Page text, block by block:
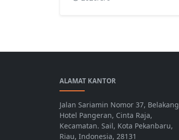
ALAMAT KANTOR
Jalan Sariamin Nomor 37, Belakang
Hotel Pangeran, Cinta Raja,
Kecamatan. Sail, Kota Pekanbaru,
Riau, Indonesia, 28131